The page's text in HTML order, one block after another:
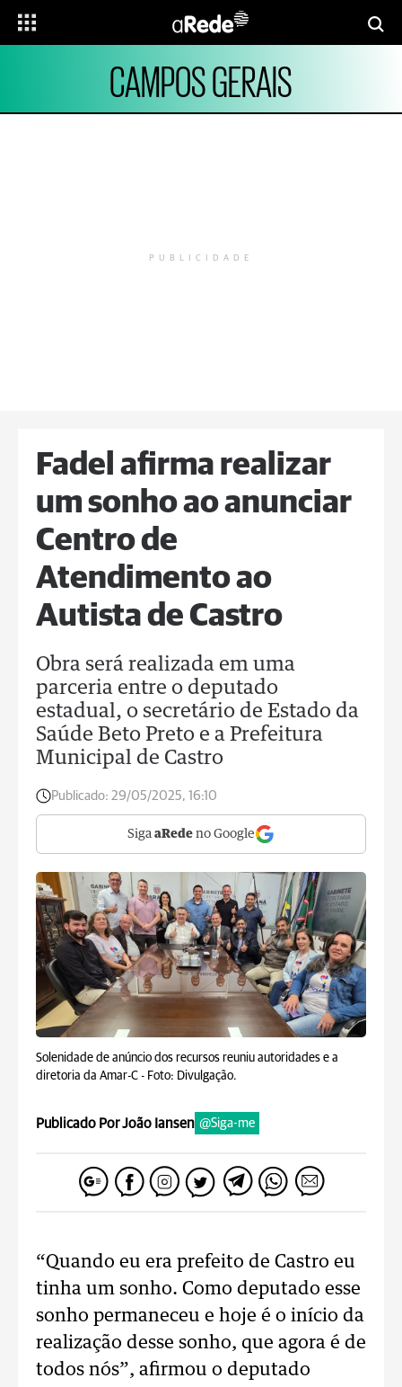
CAMPOS GERAIS
PUBLICIDADE
Fadel afirma realizar
um sonho ao anunciar
Centro de
Atendimento ao
Autista de Castro
Obra será realizada em uma
parceria entre o deputado
estadual, o secretário de Estado da
Saúde Beto Preto e a Prefeitura
Municipal de Castro
Publicado: 29/05/2025, 16:10
Siga aRede no Google
Solenidade de anúncio dos recursos reuniu autoridades e a
diretoria da Amar-C - Foto: Divulgação.
Publicado Por João Iansen @Siga-me
“Quando eu era prefeito de Castro eu
tinha um sonho. Como deputado esse
sonho permaneceu e hoje é o início da
realização desse sonho, que agora é de
todos nós”, afirmou o deputado